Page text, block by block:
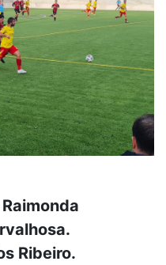
Ribeiro.